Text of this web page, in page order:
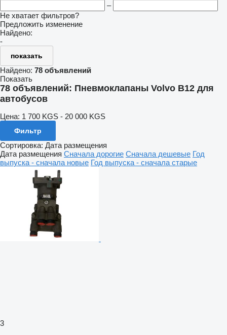
–
Не хватает фильтров?
Предложить изменение
Найдено:
-
показать
Найдено: 78 объявлений
Показать
78 объявлений: Пневмоклапаны Volvo B12 для
автобусов
Цена: 1 700 KGS - 20 000 KGS
Фильтр
Сортировка: Дата размещения
Дата размещения Сначала дорогие Сначала дешевые Год
выпуска - сначала новые Год выпуска - сначала старые
3